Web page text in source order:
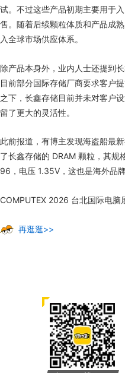
试。不过这些产品初期主要用于
售。随着后续颗粒体质和产品成
入全球市场供应体系。
除产品本身外，业内人士还提到
目前部分国际存储厂商要求客户
之下，长鑫存储目前并未对客户
留了更大的灵活性。
此前报道，有博主发现海盗船最
了长鑫存储的 DRAM 颗粒，其
96，电压 1.35V，这也是海外品
COMPUTEX 2026 台北国际电脑
再逛逛>>